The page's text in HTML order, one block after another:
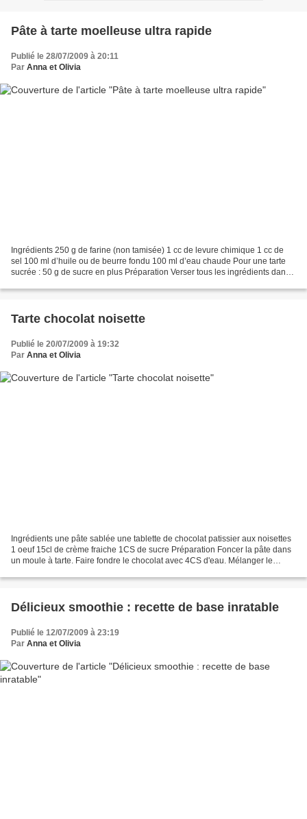
Pâte à tarte moelleuse ultra rapide
Publié le 28/07/2009 à 20:11
Par Anna et Olivia
Ingrédients 250 g de farine (non tamisée) 1 cc de levure chimique 1 cc de
sel 100 ml d’huile ou de beurre fondu 100 ml d’eau chaude Pour une tarte
sucrée : 50 g de sucre en plus Préparation Verser tous les ingrédients dans
Tarte chocolat noisette
Publié le 20/07/2009 à 19:32
Par Anna et Olivia
Ingrédients une pâte sablée une tablette de chocolat patissier aux noisettes
1 oeuf 15cl de crème fraiche 1CS de sucre Préparation Foncer la pâte dans
un moule à tarte. Faire fondre le chocolat avec 4CS d'eau. Mélanger le
Délicieux smoothie : recette de base inratable
Publié le 12/07/2009 à 23:19
Par Anna et Olivia